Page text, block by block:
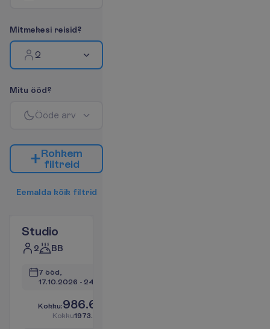
Mitmekesi reisid?
2
Mitu ööd?
Ööde arv
Rohkem
filtreid
Eemalda kõik filtrid
Studio
2 BB
7 ööd,
17.10.2026 - 24.10.2026
Kokku:986.62
Kokku1973.24